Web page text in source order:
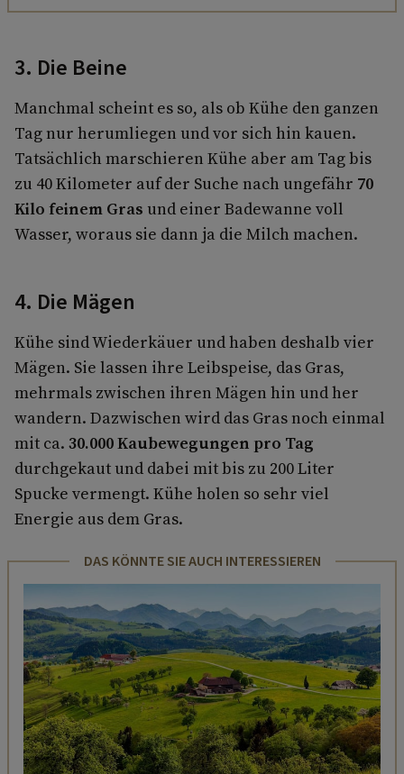
3. Die Beine
Manchmal scheint es so, als ob Kühe den ganzen
Tag nur herumliegen und vor sich hin kauen.
Tatsächlich marschieren Kühe aber am Tag bis
zu 40 Kilometer auf der Suche nach ungefähr 70
Kilo feinem Gras und einer Badewanne voll
Wasser, woraus sie dann ja die Milch machen.
4. Die Mägen
Kühe sind Wiederkäuer und haben deshalb vier
Mägen. Sie lassen ihre Leibspeise, das Gras,
mehrmals zwischen ihren Mägen hin und her
wandern. Dazwischen wird das Gras noch einmal
mit ca. 30.000 Kaubewegungen pro Tag
durchgekaut und dabei mit bis zu 200 Liter
Spucke vermengt. Kühe holen so sehr viel
Energie aus dem Gras.
DAS KÖNNTE SIE AUCH INTERESSIEREN